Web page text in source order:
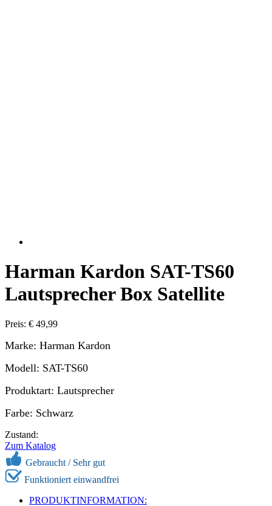
Harman Kardon SAT-TS60
Lautsprecher Box Satellite
Preis: € 49,99
Marke: Harman Kardon
Modell: SAT-TS60
Produktart: Lautsprecher
Farbe: Schwarz
Zustand:
Zum Katalog
Gebraucht / Sehr gut
Funktioniert einwandfrei
PRODUKTINFORMATION: